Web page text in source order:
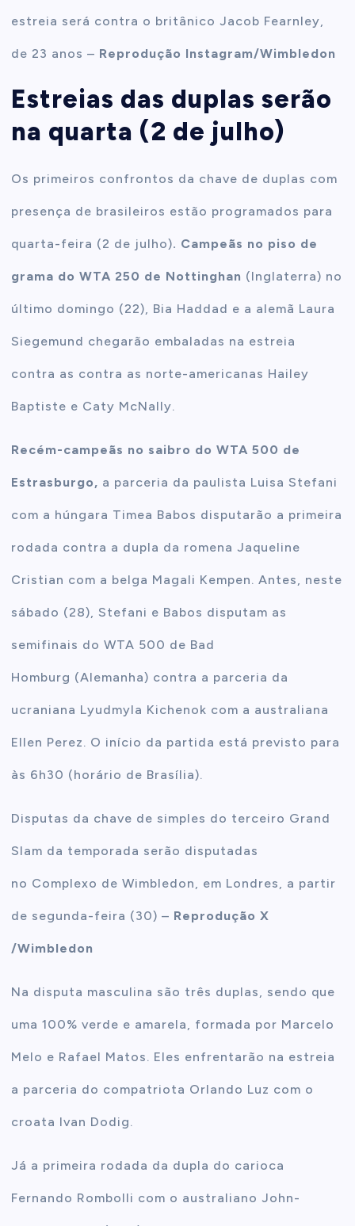
estreia será contra o britânico Jacob Fearnley,
de 23 anos – Reprodução Instagram/Wimbledon
Estreias das duplas serão
na quarta (2 de julho)
Os primeiros confrontos da chave de duplas com
presença de brasileiros estão programados para
quarta-feira (2 de julho). Campeãs no piso de
grama do WTA 250 de Nottinghan (Inglaterra) no
último domingo (22), Bia Haddad e a alemã Laura
Siegemund chegarão embaladas na estreia
contra as contra as norte-americanas Hailey
Baptiste e Caty McNally.
Recém-campeãs no saibro do WTA 500 de
Estrasburgo, a parceria da paulista Luisa Stefani
com a húngara Timea Babos disputarão a primeira
rodada contra a dupla da romena Jaqueline
Cristian com a belga Magali Kempen. Antes, neste
sábado (28), Stefani e Babos disputam as
semifinais do WTA 500 de Bad
Homburg (Alemanha) contra a parceria da
ucraniana Lyudmyla Kichenok com a australiana
Ellen Perez. O início da partida está previsto para
às 6h30 (horário de Brasília).
Disputas da chave de simples do terceiro Grand
Slam da temporada serão disputadas
no Complexo de Wimbledon, em Londres, a partir
de segunda-feira (30) – Reprodução X
/Wimbledon
Na disputa masculina são três duplas, sendo que
uma 100% verde e amarela, formada por Marcelo
Melo e Rafael Matos. Eles enfrentarão na estreia
a parceria do compatriota Orlando Luz com o
croata Ivan Dodig.
Já a primeira rodada da dupla do carioca
Fernando Rombolli com o australiano John-